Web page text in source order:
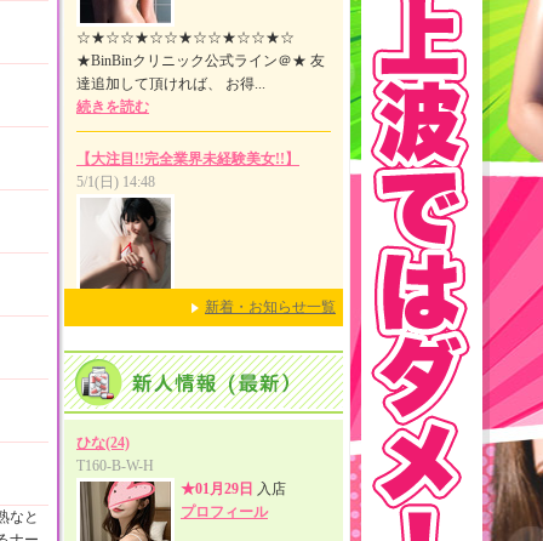
なと
新着・お知らせ一覧